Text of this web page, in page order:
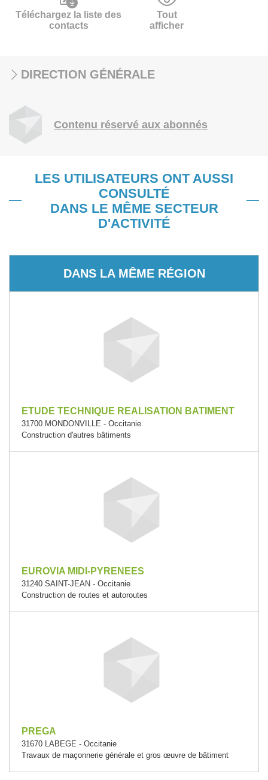
Téléchargez la liste des
contacts
Tout
afficher
DIRECTION GÉNÉRALE
Contenu réservé aux abonnés
LES UTILISATEURS ONT AUSSI
CONSULTÉ
DANS LE MÊME SECTEUR
D'ACTIVITÉ
DANS LA MÊME RÉGION
ETUDE TECHNIQUE REALISATION BATIMENT
31700 MONDONVILLE - Occitanie
Construction d'autres bâtiments
EUROVIA MIDI-PYRENEES
31240 SAINT-JEAN - Occitanie
Construction de routes et autoroutes
PREGA
31670 LABEGE - Occitanie
Travaux de maçonnerie générale et gros œuvre de bâtiment